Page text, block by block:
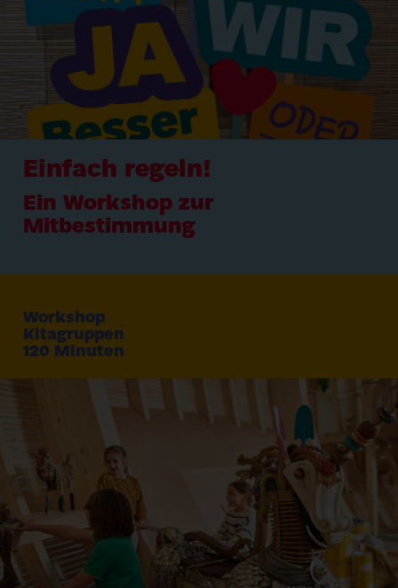
Einfach regeln!
Ein Workshop zur
Mitbestimmung
Workshop
Kitagruppen
120 Minuten